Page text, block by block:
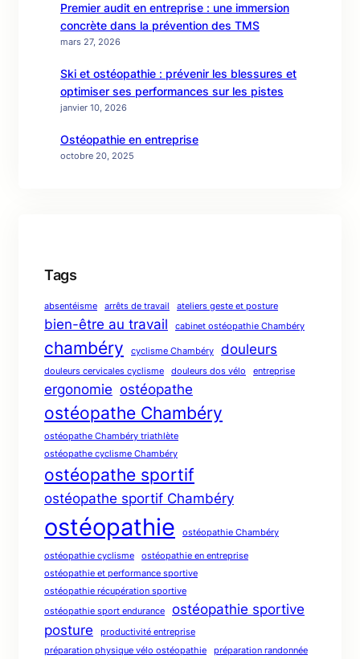
Premier audit en entreprise : une immersion
concrète dans la prévention des TMS
mars 27, 2026
Ski et ostéopathie : prévenir les blessures et
optimiser ses performances sur les pistes
janvier 10, 2026
Ostéopathie en entreprise
octobre 20, 2025
Tags
absentéisme arrêts de travail ateliers geste et posture
bien-être au travail cabinet ostéopathie Chambéry
chambéry cyclisme Chambéry douleurs
douleurs cervicales cyclisme douleurs dos vélo entreprise
ergonomie ostéopathe
ostéopathe Chambéry
ostéopathe Chambéry triathlète
ostéopathe cyclisme Chambéry
ostéopathe sportif
ostéopathe sportif Chambéry
ostéopathie ostéopathie Chambéry
ostéopathie cyclisme
ostéopathie en entreprise
ostéopathie et performance sportive
ostéopathie récupération sportive
ostéopathie sport endurance
ostéopathie sportive
posture
productivité entreprise
préparation physique vélo ostéopathie
préparation randonnée